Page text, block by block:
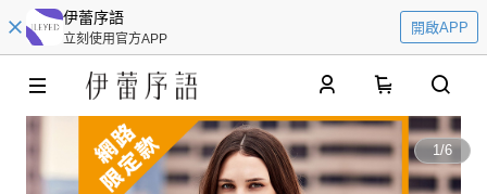
伊蕾序語
立刻使用官方APP
開啟APP
1/6